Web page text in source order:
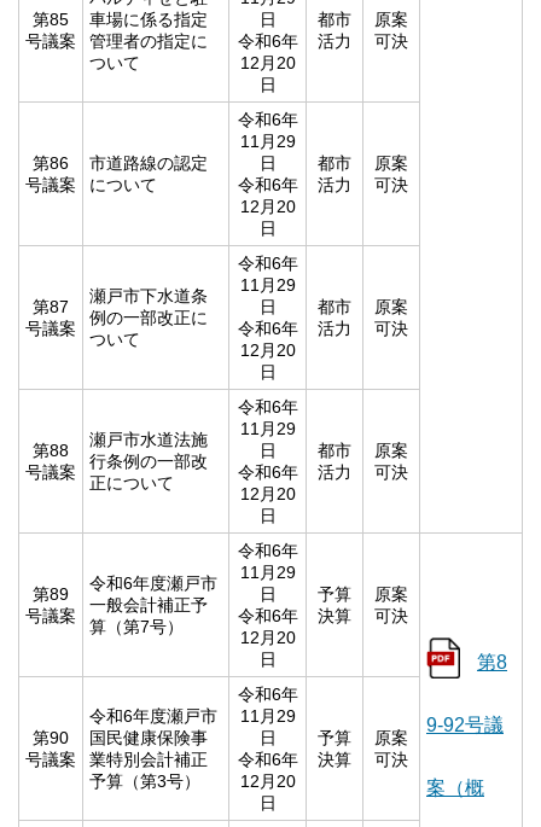
第85
号議案
車場に係る指定
管理者の指定に
ついて
日
令和6年
12月20
日
都市
活力
原案
可決
第86
号議案
市道路線の認定
について
令和6年
11月29
日
令和6年
12月20
日
都市
活力
原案
可決
第87
号議案
瀬戸市下水道条
例の一部改正に
ついて
令和6年
11月29
日
令和6年
12月20
日
都市
活力
原案
可決
第88
号議案
瀬戸市水道法施
行条例の一部改
正について
令和6年
11月29
日
令和6年
12月20
日
都市
活力
原案
可決
第89
号議案
令和6年度瀬戸市
一般会計補正予
算（第7号）
令和6年
11月29
日
令和6年
12月20
日
予算
決算
原案
可決
第8
9-92号議
案（概
第90
号議案
令和6年度瀬戸市
国民健康保険事
業特別会計補正
予算（第3号）
令和6年
11月29
日
令和6年
12月20
日
予算
決算
原案
可決